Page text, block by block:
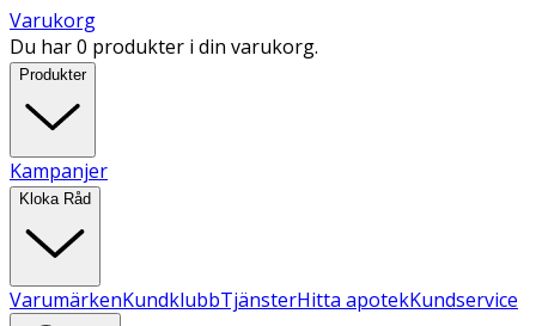
Varukorg
Du har 0 produkter i din varukorg.
Produkter
Kampanjer
Kloka Råd
VarumärkenKundklubbTjänsterHitta apotekKundservice